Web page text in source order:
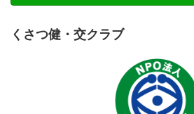
くさつ健・交クラブ